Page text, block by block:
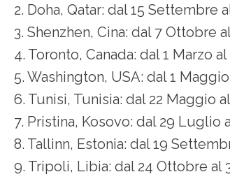
2. Doha, Qatar: dal 15 Settembre
3. Shenzhen, Cina: dal 7 Ottobre
4. Toronto, Canada: dal 1 Marzo
5. Washington, USA: dal 1
6. Tunisi, Tunisia: dal 22 Maggio
7. Pristina, Kosovo: dal 29 Luglio
8. Tallinn, Estonia: dal 19
9. Tripoli, Libia: dal 24 Ottobre al